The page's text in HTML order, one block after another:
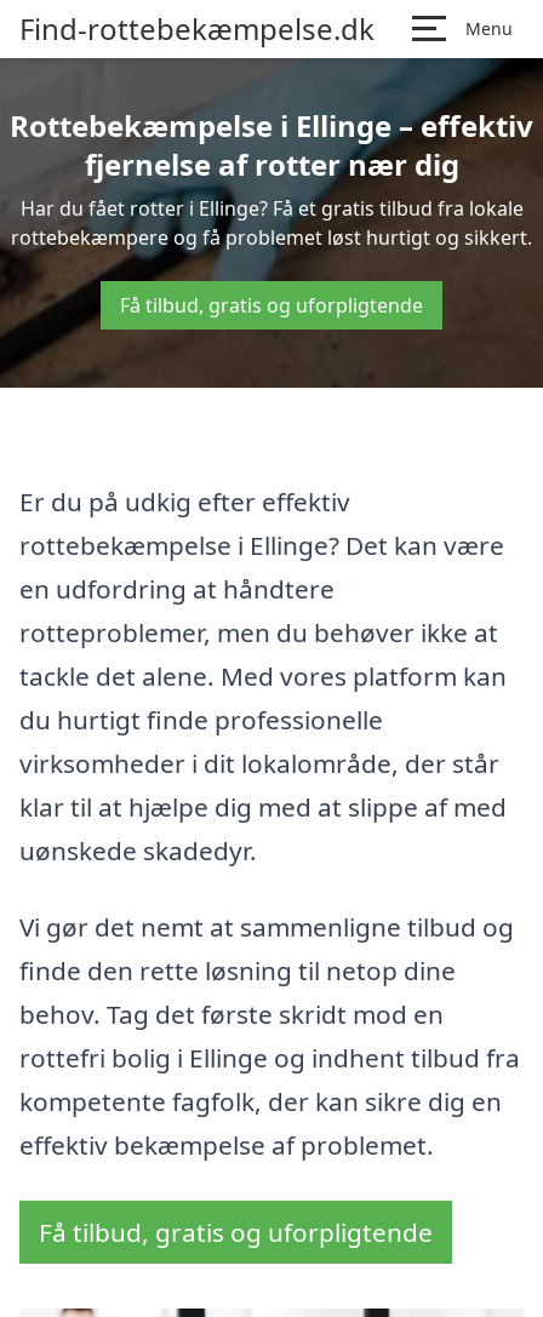
Find-rottebekæmpelse.dk Menu
Rottebekæmpelse i Ellinge – effektiv
fjernelse af rotter nær dig
Har du fået rotter i Ellinge? Få et gratis tilbud fra lokale
rottebekæmpere og få problemet løst hurtigt og sikkert.
Få tilbud, gratis og uforpligtende
Er du på udkig efter effektiv
rottebekæmpelse i Ellinge? Det kan være
en udfordring at håndtere
rotteproblemer, men du behøver ikke at
tackle det alene. Med vores platform kan
du hurtigt finde professionelle
virksomheder i dit lokalområde, der står
klar til at hjælpe dig med at slippe af med
uønskede skadedyr.
Vi gør det nemt at sammenligne tilbud og
finde den rette løsning til netop dine
behov. Tag det første skridt mod en
rottefri bolig i Ellinge og indhent tilbud fra
kompetente fagfolk, der kan sikre dig en
effektiv bekæmpelse af problemet.
Få tilbud, gratis og uforpligtende